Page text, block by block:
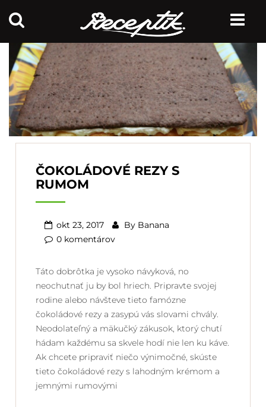
ČOKOLÁDOVÉ REZY S
RUMOM
okt 23, 2017 By Banana
0 komentárov
Táto dobrôtka je vysoko návyková, no
neochutnať ju by bol hriech. Pripravte svojej
rodine alebo návšteve tieto famózne
čokoládové rezy a zasypú vás slovami chvály.
Neodolateľný a mäkučký zákusok, ktorý chutí
hádam každému sa skvele hodí nie len ku káve.
Ak chcete pripraviť niečo výnimočné, skúste
tieto čokoládové rezy s lahodným krémom a
jemnými rumovými